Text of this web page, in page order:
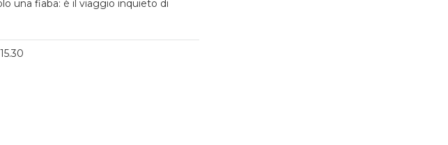
una fiaba: è il viaggio inquieto di